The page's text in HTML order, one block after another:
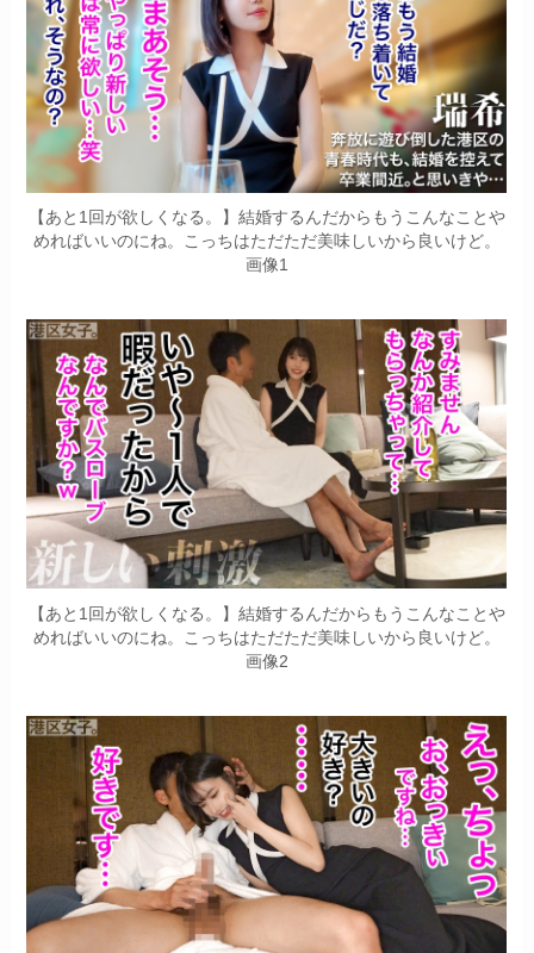
【あと1回が欲しくなる。】結婚するんだからもうこんなことや
めればいいのにね。こっちはただただ美味しいから良いけど。
画像1
【あと1回が欲しくなる。】結婚するんだからもうこんなことや
めればいいのにね。こっちはただただ美味しいから良いけど。
画像2